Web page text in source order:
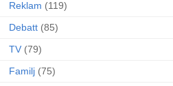
Reklam (119)
Debatt (85)
TV (79)
Familj (75)